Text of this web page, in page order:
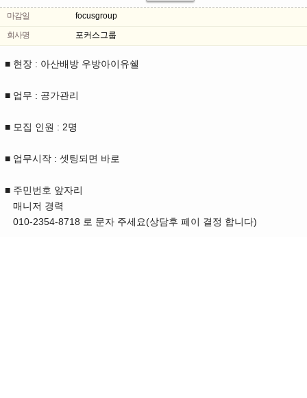
마감일
focusgroup
회사명
포커스그룹
■ 현장 : 아산배방 우방아이유쉘
■ 업무 : 공가관리
■ 모집 인원 : 2명
■ 업무시작 : 셋팅되면 바로
■ 주민번호 앞자리
매니저 경력
010-2354-8718 로 문자 주세요(상담후 페이 결정 합니다)